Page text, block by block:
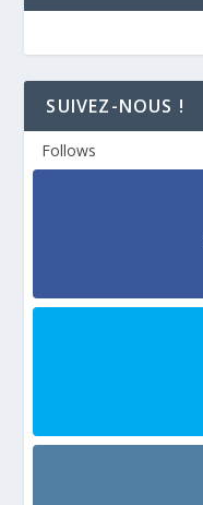
SUIVEZ-NOUS !
Follows